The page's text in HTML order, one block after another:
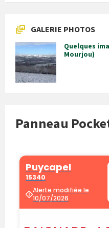
GALERIE PHOTOS
Quelques
Mourjou)
Panneau